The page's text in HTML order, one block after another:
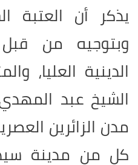
يذكر أن العتبة
وبتوجيه من
الدينية العليا،
الشيخ عبد
مدن الزائرين
كل من مدينة سيد